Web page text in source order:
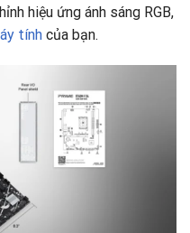
hiệu ứng ánh sáng RGB,
tính của bạn.